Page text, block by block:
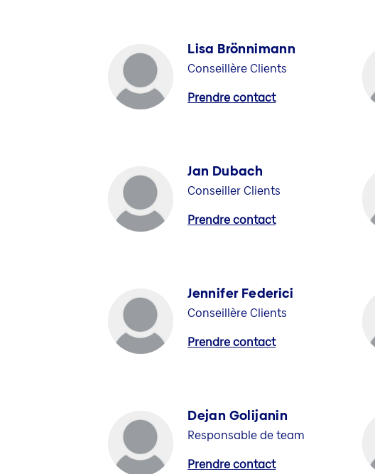
Lisa Brönnimann
Conseillère Clients
Prendre contact
Jan Dubach
Conseiller Clients
Prendre contact
Jennifer Federici
Conseillère Clients
Prendre contact
Dejan Golijanin
Responsable de team
Prendre contact